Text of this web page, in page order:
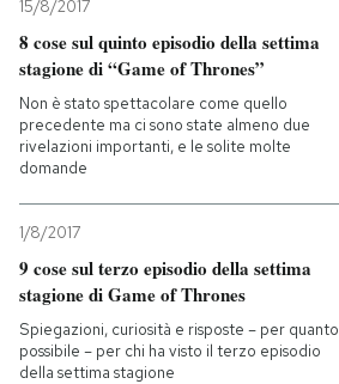
15/8/2017
8 cose sul quinto episodio della settima
stagione di “Game of Thrones”
Non è stato spettacolare come quello
precedente ma ci sono state almeno due
rivelazioni importanti, e le solite molte
domande
1/8/2017
9 cose sul terzo episodio della settima
stagione di Game of Thrones
Spiegazioni, curiosità e risposte – per quanto
possibile – per chi ha visto il terzo episodio
della settima stagione